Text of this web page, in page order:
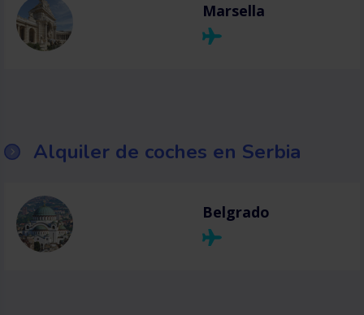
Marsella
Alquiler de coches en Serbia
Belgrado